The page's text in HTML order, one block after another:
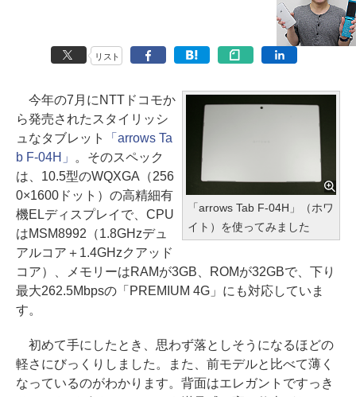
リスト
「arrows Tab F-04H」（ホワ
イト）を使ってみました
今年の7月にNTTドコモか
ら発売されたスタイリッシ
ュなタブレット
「arrows Ta
b F-04H」
。そのスペック
は、10.5型のWQXGA（256
0×1600ドット）の高精細有
機ELディスプレイで、CPU
はMSM8992（1.8GHzデュ
アルコア＋1.4GHzクアッド
コア）、メモリーはRAMが3GB、ROMが32GBで、下り
最大262.5Mbpsの「PREMIUM 4G」にも対応していま
す。
初めて手にしたとき、思わず落としそうになるほどの
軽さにびっくりしました。また、前モデルと比べて薄く
なっているのがわかります。背面はエレガントですっき